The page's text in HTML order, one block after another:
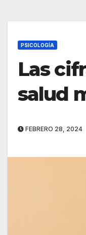
PSICOLOGÍA
Las
salud
FEBRERO 28, 2024